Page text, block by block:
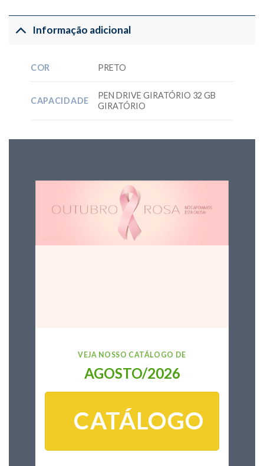
Informação adicional
COR PRETO
CAPACIDADE
PEN DRIVE GIRATÓRIO 32 GB
GIRATÓRIO
VEJA NOSSO CATÁLOGO DE
AGOSTO/2026
CATÁLOGO